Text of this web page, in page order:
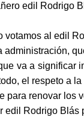
edil Rodrigo
al edil
va a significar
el respeto a
para renovar los
edil Rodrigo Blás